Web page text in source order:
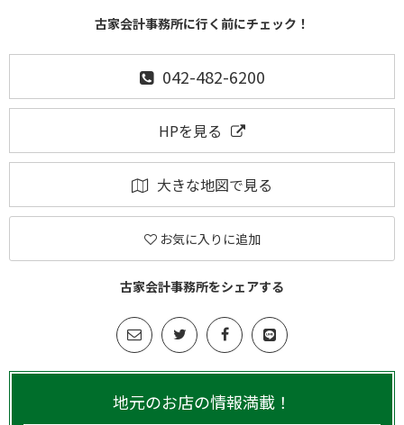
古家会計事務所に行く前にチェック！
042-482-6200
HPを見る
大きな地図で見る
お気に入りに追加
古家会計事務所をシェアする
地元のお店の情報満載！